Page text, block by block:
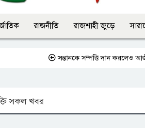
রাজনীতি রাজশাহী জুড়ে
সন্তানকে সম্পত্তি দান করলেও আজীবন
সকল খবর